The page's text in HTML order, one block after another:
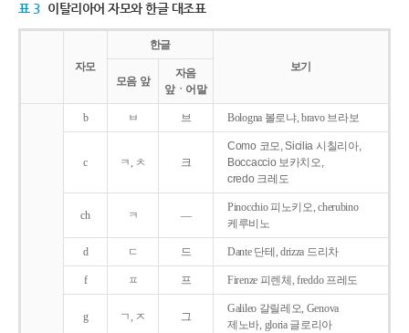
표 3 이탈리아어 자모와 한글 대조표
자모
한글
보기
모음 앞
자음
앞ㆍ어말
b ㅂ 브 Bologna 볼로냐, bravo 브라보
c ㅋ, ㅊ 크
Como 코모, Sicilia 시칠리아,
Boccaccio 보카치오,
credo 크레도
ch ㅋ ―
Pinocchio 피노키오, cherubino
케루비노
d ㄷ 드 Dante 단테, drizza 드리차
f ㅍ 프 Firenze 피렌체, freddo 프레도
g ㄱ, ㅈ 그
Galileo 갈릴레오, Genova
제노바, gloria 글로리아